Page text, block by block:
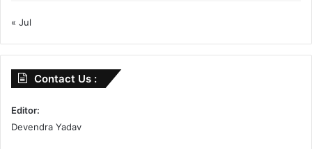
« Jul
Contact Us :
Editor:
Devendra Yadav